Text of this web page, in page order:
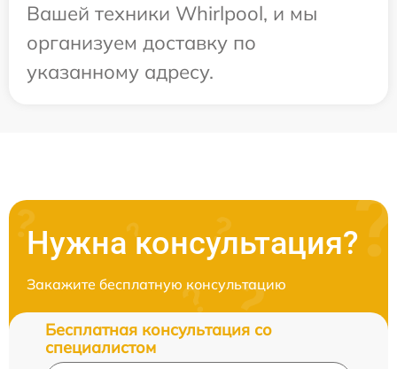
Вашей техники Whirlpool, и мы
организуем доставку по
указанному адресу.
Нужна консультация?
Закажите бесплатную консультацию
Бесплатная консультация со
специалистом